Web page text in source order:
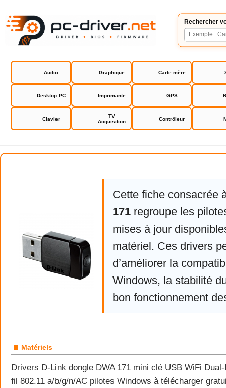
Rechercher
Audio Graphique Carte mère
Desktop PC Imprimante GPS
Clavier
TV
Acquisition
Contrôleur
D-Link DWA 171
Cette fiche consacrée
171 regroupe les
mises à jour
matériel. Ces drivers
d’améliorer la
Windows, la stabilité
bon fonctionnement
■ Matériels
Drivers D-Link dongle DWA 171 mini clé USB WiFi
fil 802.11 a/b/g/n/AC pilotes Windows à télécharger